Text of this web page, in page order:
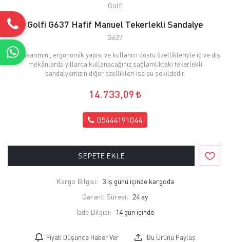
Golfi
Golfi G637 Hafif Manuel Tekerlekli Sandalye
G637
Şık tasarımını, ergonomik yapısı ve kullanıcı dostu özellikleriyle iç ve dış
mekânlarda yıllarca kullanacağınız sağlamlıktaki tekerlekli
sandalyemizin diğer özellikleri ise şu şekildedir.
14.733,09
05444191044
SEPETE EKLE
Kargo Bilgisi: 3 iş günü içinde kargoda
Garanti Süresi: 24 ay
İade Bilgisi:
Fiyatı Düşünce Haber Ver Bu Ürünü Paylaş